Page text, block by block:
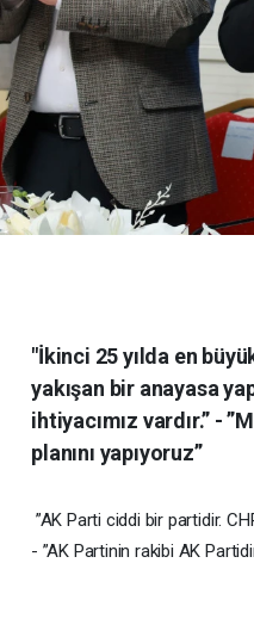
"İkinci 25 yılda en
yakışan bir anayasa
ihtiyacımız vardır.” -
planını yapıyoruz”
⁠”AK Parti ciddi bir partidir.
- ⁠”AK Partinin rakibi AK